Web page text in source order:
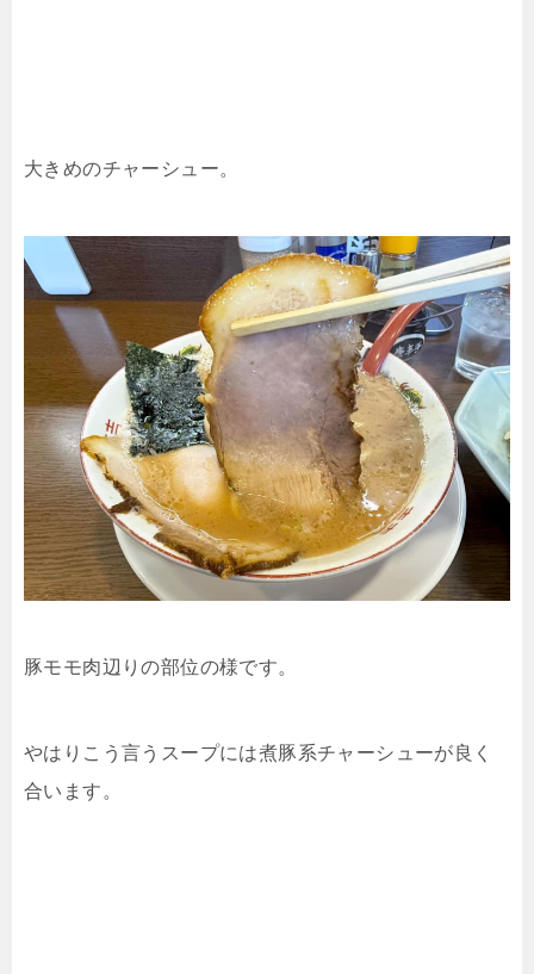
大きめのチャーシュー。
豚モモ肉辺りの部位の様です。
やはりこう言うスープには煮豚系チャーシューが良く
合います。